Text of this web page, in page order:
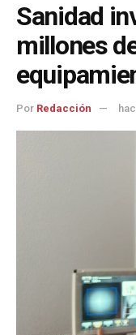
Sanidad
millones
Por Redacción